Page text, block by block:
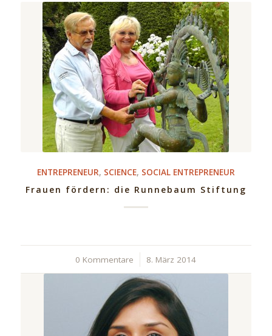
ENTREPRENEUR, SCIENCE, SOCIAL ENTREPRENEUR
Frauen fördern: die Runnebaum Stiftung
0 Kommentare
/ 8. März 2014